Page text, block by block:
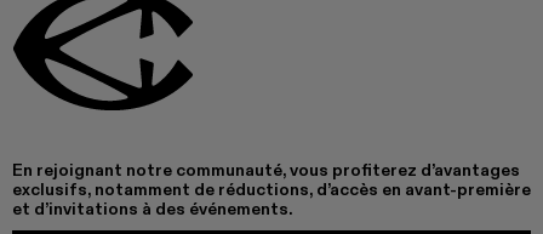
En rejoignant notre communauté, vous profiterez d’avantages
exclusifs, notamment de réductions, d’accès en avant-première
et d’invitations à des événements.